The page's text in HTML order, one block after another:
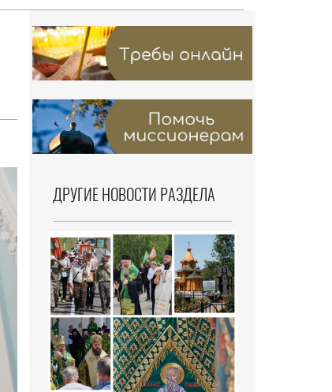
ДРУГИЕ НОВОСТИ РАЗДЕЛА